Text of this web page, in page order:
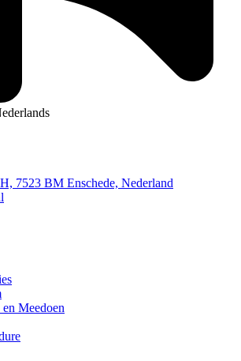
7523 BM Enschede, Nederland
Meedoen